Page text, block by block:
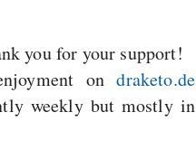
you for your support!
ondraketo.de
weekly but mostly in